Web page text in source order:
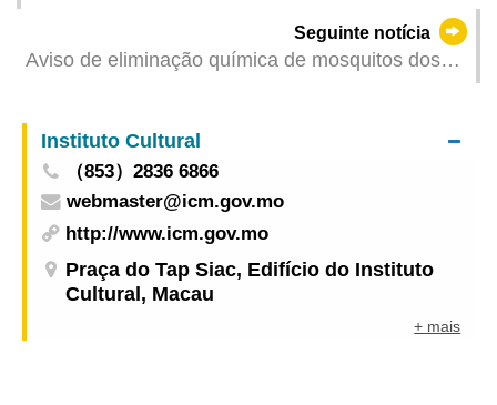
Importação da China em XangaiSeguinte notícia
Aviso de eliminação química de mosquitos dos
Instituto Cultural
（853）2836 6866
webmaster@icm.gov.mo
http://www.icm.gov.mo
Praça do Tap Siac, Edifício do Instituto
Cultural, Macau
+ mais